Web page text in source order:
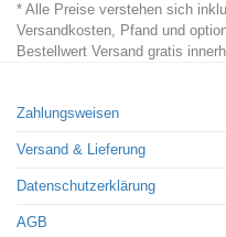
* Alle Preise verstehen sich
Versandkosten, Pfand und
Bestellwert Versand gratis
Zahlungsweisen
Versand & Lieferung
Datenschutzerklärung
AGB